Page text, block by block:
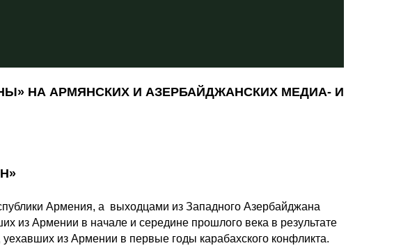
НА АРМЯНСКИХ И АЗЕРБАЙДЖАНСКИХ МЕДИА- И
Армения, а выходцами из Западного Азербайджана
из Армении в начале и середине прошлого века в результате
из Армении в первые годы карабахского конфликта.